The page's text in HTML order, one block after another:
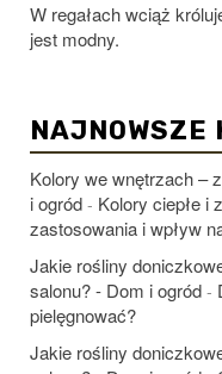
W regałach wciąż
jest modny.
NAJNOWSZE
Kolory we wnętrzach –
i ogród - Kolory ciepłe i
zastosowania i wpływ
Jakie rośliny
salonu? - Dom i ogród -
pielęgnować?
Jakie rośliny